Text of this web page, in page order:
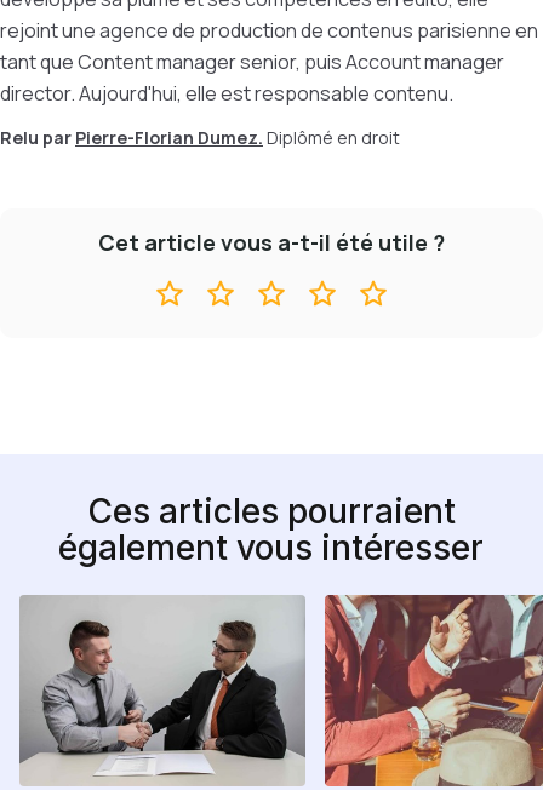
rejoint une agence de production de contenus parisienne en
tant que Content manager senior, puis Account manager
director. Aujourd'hui, elle est responsable contenu.
Relu par Pierre-Florian Dumez. Diplômé en droit
Cet article vous a-t-il été utile ?
Ces articles pourraient
également vous intéresser